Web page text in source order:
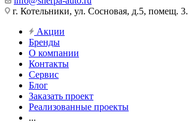
г. Котельники, ул. Сосновая, д.5, помещ. 3.
Акции
Бренды
О компании
Контакты
Сервис
Блог
Заказать проект
Реализованные проекты
...